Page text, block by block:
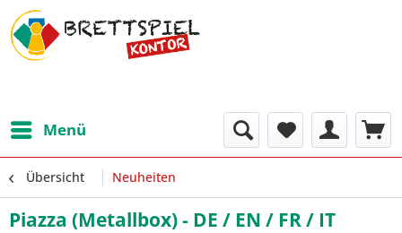
Menü
Übersicht Neuheiten
Piazza (Metallbox) - DE / EN / FR / IT